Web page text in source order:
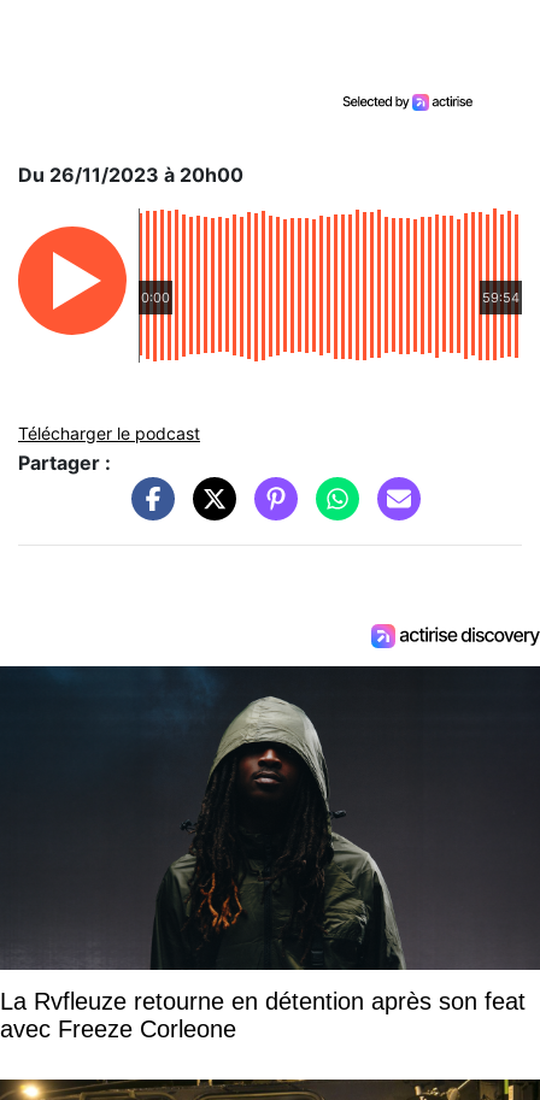
Du 26/11/2023 à 20h00
0:00 59:54
Télécharger le podcast
Partager :
La Rvfleuze retourne en détention après son feat
avec Freeze Corleone